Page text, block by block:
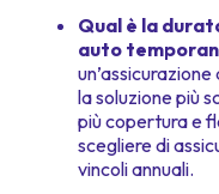
Qual è la
auto
la soluzione più
più copertura e
scegliere di
vincoli annuali.